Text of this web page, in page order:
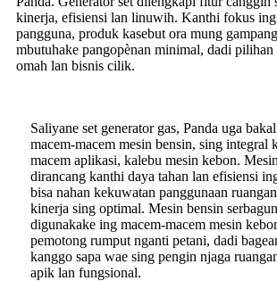
kinerja, efisiensi lan linuwih. Kanthi fokus ing
pangguna, produk kasebut ora mung
mbutuhake pangopènan minimal, dadi
omah lan bisnis cilik.
Saliyane set generator gas, Panda uga
macem-macem mesin bensin, sing integral
macem aplikasi, kalebu mesin kebon.
dirancang kanthi daya tahan lan efisiensi
bisa nahan kekuwatan panggunaan
kinerja sing optimal. Mesin bensin
digunakake ing macem-macem mesin
pemotong rumput nganti petani, dadi
kanggo sapa wae sing pengin njaga
apik lan fungsional.